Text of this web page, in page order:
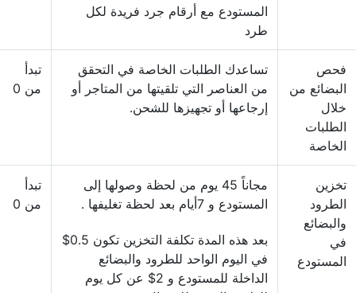
المستودع مع أرقام جرد فريدة لكل
طرد
فحص
البضائع من
خلال
الطلبات
الخاصة
تساعدك الطلبات الخاصة في التحقق
من العناصر التي تلقيتها من المتاجر أو
إرجاعها أو تجهيزها للشحن.
تبدأ
من 0
تخزين
الطرود
والبضائع
في
المستودع
مجاناً 45 يوم من لحظة وصولها إلى
المستودع و 7أيام بعد لحظة تغليفها .
بعد هذه المدة تكلفة التخزين تكون 0.5$
في اليوم الواحد للطرود والبضائع
الداخلة للمستودع و 2$ عن كل يوم
تبدأ
من 0